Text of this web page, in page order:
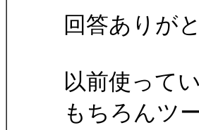
回答ありが
以前使って
もちろんツ